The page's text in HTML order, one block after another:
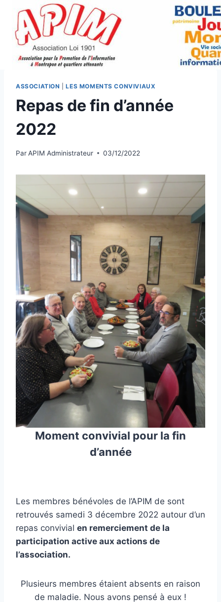
contenu
ASSOCIATION |LES MOMENTS CONVIVIAUX
Repas de fin d’année
2022
ParAPIM Administrateur 03/12/2022
Moment convivial pour la fin
d’année
Les membres bénévoles de l’APIM de sont
retrouvés samedi 3 décembre 2022 autour d’un
repas convivial en remerciement de la
participation active aux actions de
l’association.
Plusieurs membres étaient absents en raison
de maladie. Nous avons pensé à eux !